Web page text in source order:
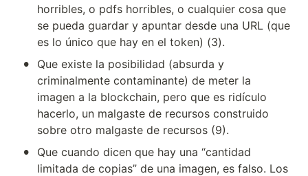
horribles, o pdfs horribles, o cualquier cosa que
se pueda guardar y apuntar desde una URL (que
es lo único que hay en el token) (3).
•
Que existe la posibilidad (absurda y
criminalmente contaminante) de meter la
imagen a la blockchain, pero que es ridículo
hacerlo, un malgaste de recursos construido
sobre otro malgaste de recursos (9).
•
Que cuando dicen que hay una “cantidad
limitada de copias” de una imagen, es falso. Los